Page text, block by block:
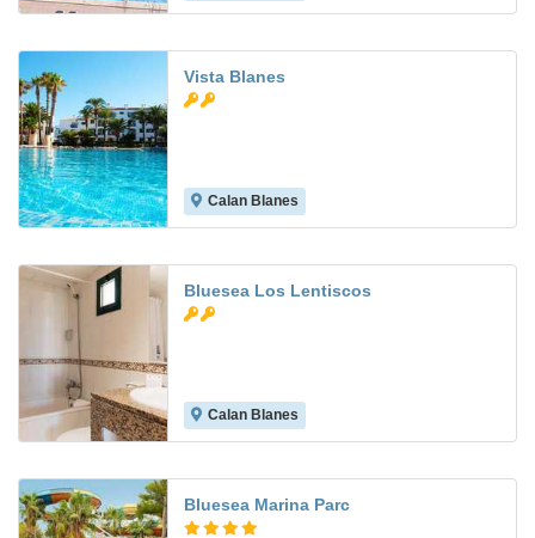
Vista Blanes
Calan Blanes
Bluesea Los Lentiscos
Calan Blanes
Bluesea Marina Parc